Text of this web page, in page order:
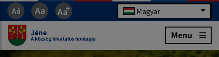
Magyar
Jéne
A község hivatalos honlapja Menu